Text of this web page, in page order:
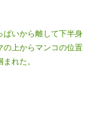
ぱいから離して下半身
の上からマンコの位置
れた。